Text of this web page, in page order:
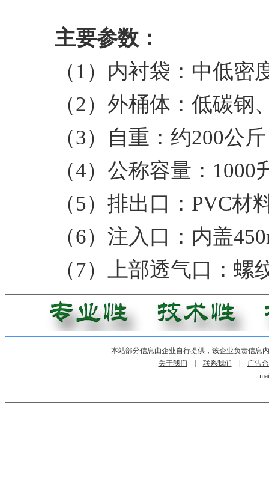
主要参数：
（1）内衬袋：中低密
（2）外桶体：低碳钢
（3）自重：约200公斤
（4）公称容量：
（5）排出口：PVC材
（6）注入口：内盖
（7）上部透气口：螺
本站部分信息由企业自行提供，该企业负责信息
关于我们
联系我们
广告